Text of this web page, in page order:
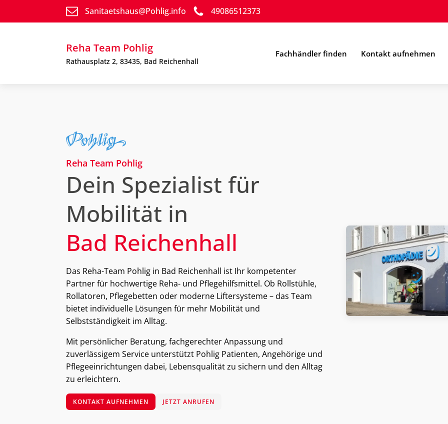
Sanitaetshaus@Pohlig.info 49086512373
Reha Team Pohlig
Rathausplatz 2, 83435, Bad Reichenhall
Fachhändler finden Kontakt aufnehmen
Reha Team Pohlig
Dein Spezialist für
Mobilität in
Bad Reichenhall
Das Reha-Team Pohlig in Bad Reichenhall ist Ihr kompetenter
Partner für hochwertige Reha- und Pflegehilfsmittel. Ob Rollstühle,
Rollatoren, Pflegebetten oder moderne Liftersysteme – das Team
bietet individuelle Lösungen für mehr Mobilität und
Selbstständigkeit im Alltag.
Mit persönlicher Beratung, fachgerechter Anpassung und
zuverlässigem Service unterstützt Pohlig Patienten, Angehörige und
Pflegeeinrichtungen dabei, Lebensqualität zu sichern und den Alltag
zu erleichtern.
KONTAKT AUFNEHMEN JETZT ANRUFEN